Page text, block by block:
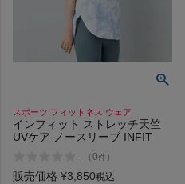
スポーツ フィットネス ウェア
インフィット ストレッチ天竺
UVケア ノースリーブ INFIT
- （0件 ）
販売価格 ¥3,850税込